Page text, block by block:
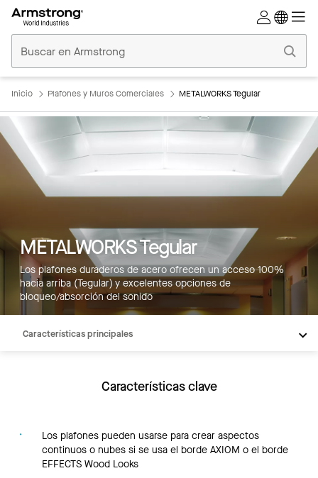
Comerciales
Inicio
Inicio Plafones y Muros Comerciales METALWORKS Tegular
METALWORKS Tegular
Los plafones duraderos de acero ofrecen un acceso 100%
hacia arriba (Tegular) y excelentes opciones de
bloqueo/absorción del sonido
Características principales
Recursos
Características clave
Los plafones pueden usarse para crear aspectos
continuos o nubes si se usa el borde AXIOM o el borde
EFFECTS Wood Looks